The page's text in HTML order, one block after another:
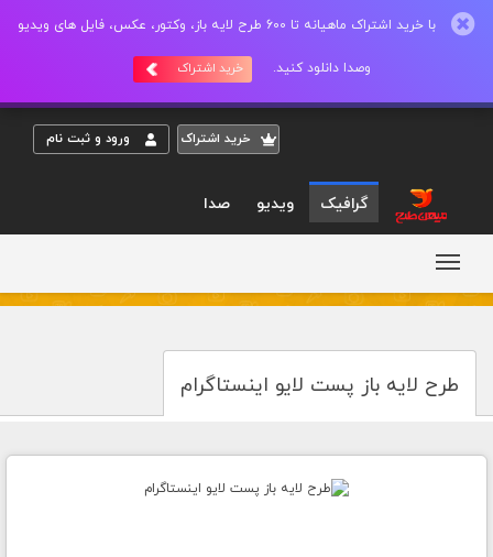
با خرید اشتراک ماهیانه تا 600 طرح لایه باز، وکتور، عکس، فایل های ویدیو
وصدا دانلود کنید. خرید اشتراک
خريد اشتراک ورود و ثبت نام
گرافیک ویدیو صدا
طرح لایه باز پست لایو اینستاگرام